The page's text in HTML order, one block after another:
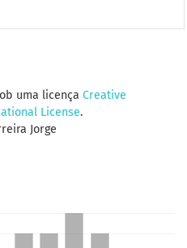
uma licença Creative
License.
Jorge